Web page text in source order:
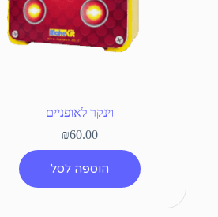
וינקר לאופניים
₪60.00
הוספה לסל